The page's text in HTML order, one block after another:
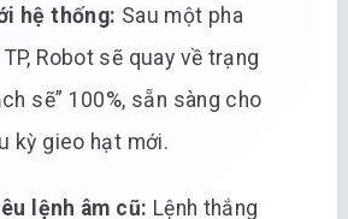
hệ thống: Sau một pha
Robot sẽ quay về trạng
sẽ” 100%, sẵn sàng cho
kỳ gieo hạt mới.
lệnh âm cũ: Lệnh thắng